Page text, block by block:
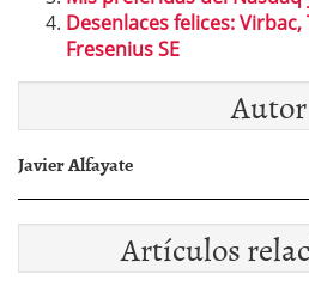
Desenlaces felices:
Fresenius SE
Autor
Javier Alfayate
Artículos